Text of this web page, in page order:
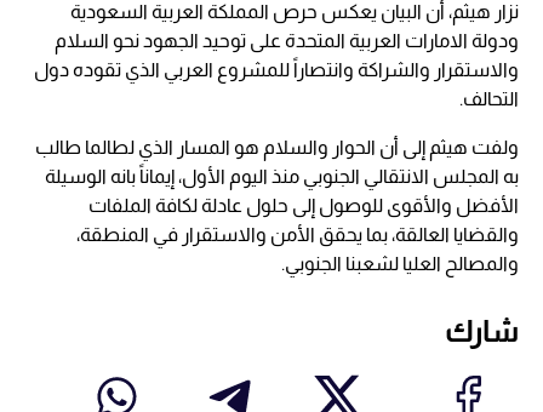
نزار هيثم، أن البيان يعكس حرص المملكة العربية السعودية
ودولة الامارات العربية المتحدة على توحيد الجهود نحو السلام
والاستقرار والشراكة وانتصاراً للمشروع العربي الذي تقوده دول
التحالف.
ولفت هيثم إلى أن الحوار والسلام هو المسار الذي لطالما طالب
به المجلس الانتقالي الجنوبي منذ اليوم الأول، إيماناً بانه الوسيلة
الأفضل والأقوى للوصول إلى حلول عادلة لكافة الملفات
والقضايا العالقة، بما يحقق الأمن والاستقرار في المنطقة،
والمصالح العليا لشعبنا الجنوبي.
شارك